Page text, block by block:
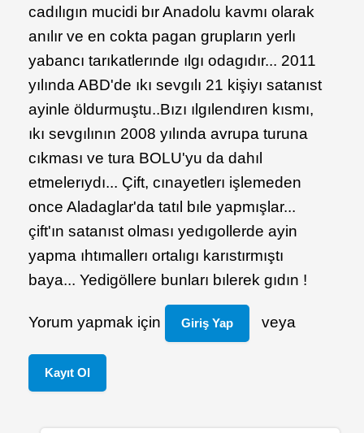
cadılıgın mucidi bır Anadolu kavmı olarak
anılır ve en cokta pagan grupların yerlı
yabancı tarıkatlerınde ılgı odagıdır... 2011
yılında ABD'de ıkı sevgılı 21 kişiyı satanıst
ayinle öldurmuştu..Bızı ılgılendıren kısmı,
ıkı sevgılının 2008 yılında avrupa turuna
cıkması ve tura BOLU'yu da dahıl
etmelerıydı... Çift, cınayetlerı işlemeden
once Aladaglar'da tatıl bıle yapmışlar...
çift'ın satanıst olması yedıgollerde ayin
yapma ıhtımallerı ortalıgı karıstırmıştı
baya... Yedigöllere bunları bılerek gıdın !
Yorum yapmak için Giriş Yap veya
Kayıt Ol